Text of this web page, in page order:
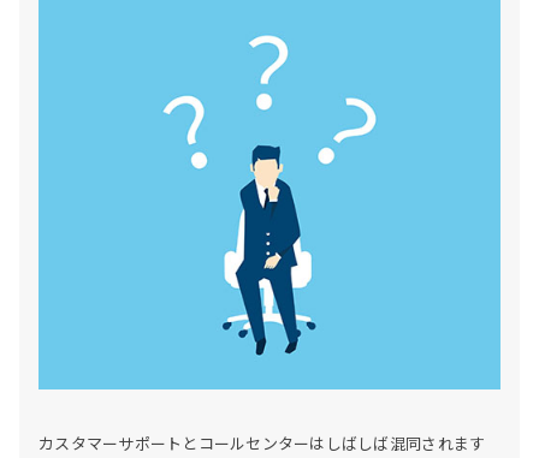
カスタマーサポートとコールセンターはしばしば混同されます